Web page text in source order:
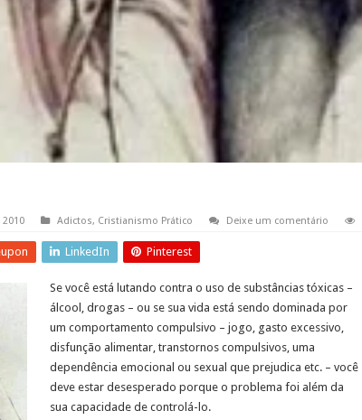
Adictos, Cristianismo Prático Deixe um comentário
LinkedIn Pinterest
Se você está lutando contra o uso de substâncias tóxicas –
álcool, drogas – ou se sua vida está sendo dominada por
um comportamento compulsivo – jogo, gasto excessivo,
disfunção alimentar, transtornos compulsivos, uma
dependência emocional ou sexual que prejudica etc. – você
deve estar desesperado porque o problema foi além da
sua capacidade de controlá-lo.